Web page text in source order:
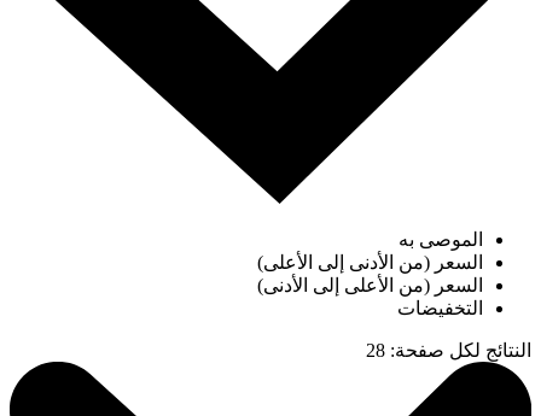
الموصى به
السعر (من الأدنى إلى الأعلى)
السعر (من الأعلى إلى الأدنى)
التخفيضات
النتائج لكل صفحة:
28